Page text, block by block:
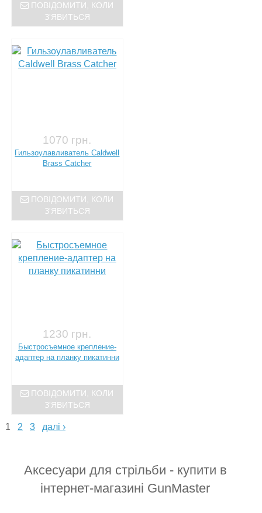
ПОВІДОМИТИ, КОЛИ
З'ЯВИТЬСЯ
1070 грн.
Гильзоулавливатель Caldwell
Brass Catcher
ПОВІДОМИТИ, КОЛИ
З'ЯВИТЬСЯ
1230 грн.
Быстросъемное крепление-
адаптер на планку пикатинни
ПОВІДОМИТИ, КОЛИ
З'ЯВИТЬСЯ
1 2 3 далі ›
Аксесуари для стрільби - купити в
інтернет-магазині GunMaster